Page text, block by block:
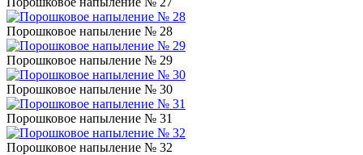
Порошковое напыление № 28
Порошковое напыление № 29
Порошковое напыление № 30
Порошковое напыление № 31
Порошковое напыление № 32